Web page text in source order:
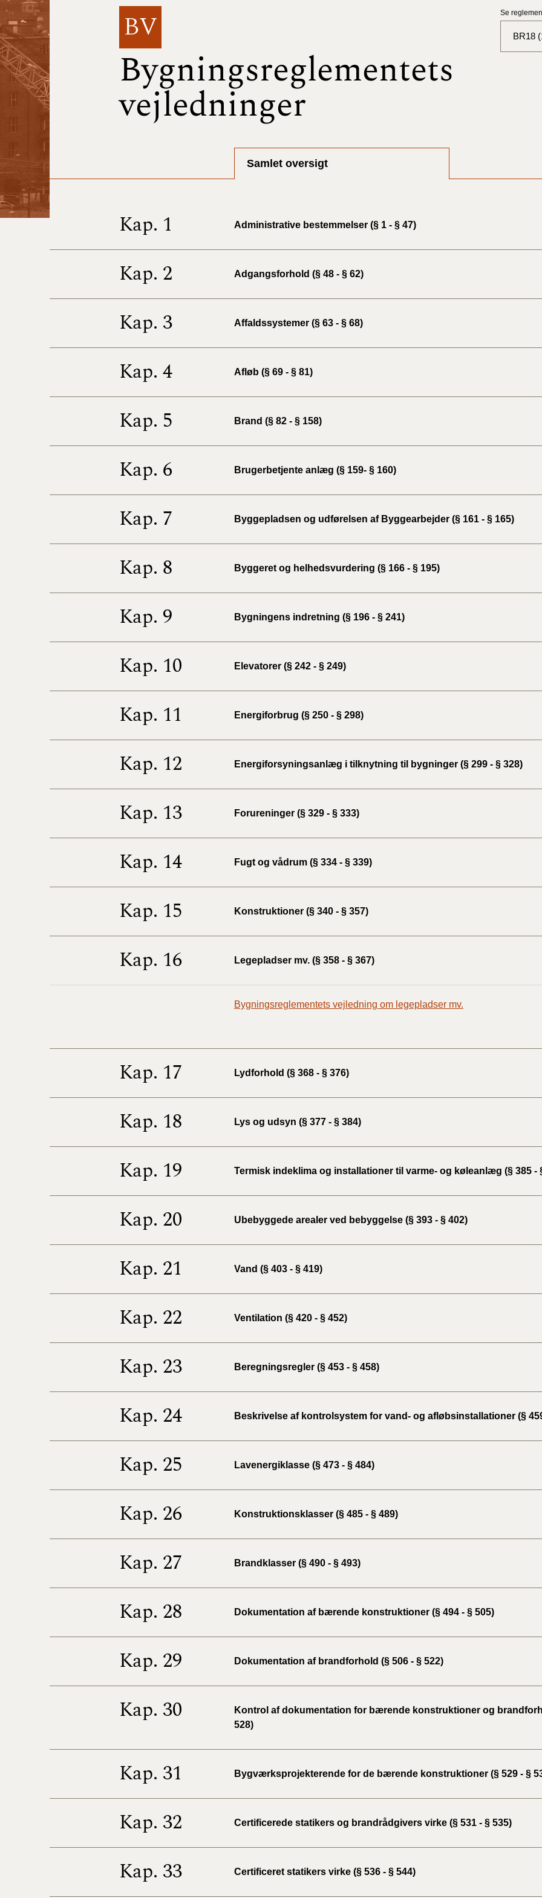
BV
Bygningsreglementets
vejledninger
Se
BR18
BR18
2022)
BR18
BR15
Samlet oversigt
Kap. 1 Administrative bestemmelser (§ 1 - § 47)
Kap. 2 Adgangsforhold (§ 48 - § 62)
Kap. 3 Affaldssystemer (§ 63 - § 68)
Kap. 4 Afløb (§ 69 - § 81)
Kap. 5 Brand (§ 82 - § 158)
Kap. 6 Brugerbetjente anlæg (§ 159- § 160)
Kap. 7 Byggepladsen og udførelsen af Byggearbejder (§ 161 - § 165)
Kap. 8 Byggeret og helhedsvurdering (§ 166 - § 195)
Kap. 9 Bygningens indretning (§ 196 - § 241)
Kap. 10 Elevatorer (§ 242 - § 249)
Kap. 11 Energiforbrug (§ 250 - § 298)
Kap. 12 Energiforsyningsanlæg i tilknytning til bygninger (§ 299 - § 328)
Kap. 13 Forureninger (§ 329 - § 333)
Kap. 14 Fugt og vådrum (§ 334 - § 339)
Kap. 15 Konstruktioner (§ 340 - § 357)
Kap. 16 Legepladser mv. (§ 358 - § 367)
Bygningsreglementets vejledning om legepladser mv.
Kap. 17 Lydforhold (§ 368 - § 376)
Kap. 18 Lys og udsyn (§ 377 - § 384)
Kap. 19 Termisk indeklima og installationer til varme- og køleanlæg (§ 385 -
Kap. 20 Ubebyggede arealer ved bebyggelse (§ 393 - § 402)
Kap. 21 Vand (§ 403 - § 419)
Kap. 22 Ventilation (§ 420 - § 452)
Kap. 23 Beregningsregler (§ 453 - § 458)
Kap. 24 Beskrivelse af kontrolsystem for vand- og afløbsinstallationer (§
Kap. 25 Lavenergiklasse (§ 473 - § 484)
Kap. 26 Konstruktionsklasser (§ 485 - § 489)
Kap. 27 Brandklasser (§ 490 - § 493)
Kap. 28 Dokumentation af bærende konstruktioner (§ 494 - § 505)
Kap. 29 Dokumentation af brandforhold (§ 506 - § 522)
Kap. 30
Kontrol af dokumentation for bærende konstruktioner og
528)
Kap. 31 Bygværksprojekterende for de bærende konstruktioner (§ 529 - §
Kap. 32 Certificerede statikers og brandrådgivers virke (§ 531 - § 535)
Kap. 33 Certificeret statikers virke (§ 536 - § 544)